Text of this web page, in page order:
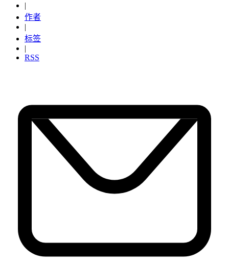
|
作者
|
标签
|
RSS